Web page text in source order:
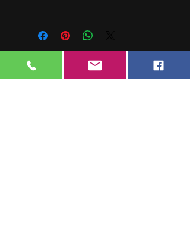
waschbar bei 60 Grad und
sind schadstoffgeprüft
Neu